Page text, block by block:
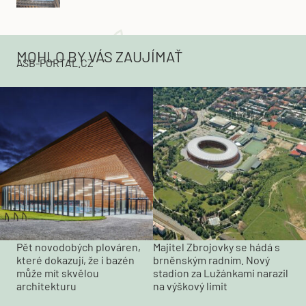
MOHLO BY VÁS ZAUJÍMAŤ
ASB-PORTAL.CZ
Pět novodobých plováren,
které dokazují, že i bazén
může mít skvělou
architekturu
Majitel Zbrojovky se hádá s
brněnským radním. Nový
stadion za Lužánkami narazil
na výškový limit